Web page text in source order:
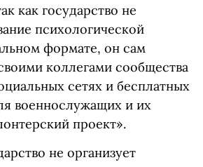
как государство не
психологической
формате, он сам
коллегами сообщества
сетях и бесплатных
военнослужащих и их
проект».
не организует